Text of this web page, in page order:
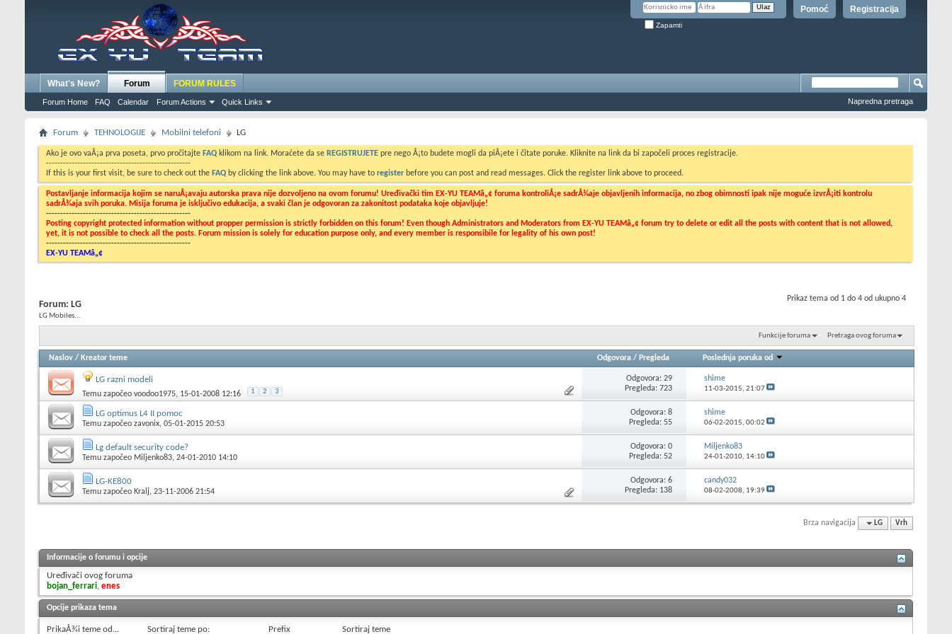
Registracija
Pomoć
Zapamti
What's New? Forum
Forum Home FAQ Calendar Forum Actions Quick Links
FORUM RULES
Napredna pretraga
Forum TEHNOLOGIJE Mobilni telefoni LG
Ako je ovo vaÅ¡a prva poseta, prvo pročitajte FAQ klikom na link. Moraćete da se REGISTRUJETE pre nego Å¡to budete mogli da piÅ¡ete i čitate poruke. Kliknite na link da bi započeli proces registracije.
---------------------------------------------------
If this is your first visit, be sure to check out the FAQ by clicking the link above. You may have to register before you can post and read messages. Click the register link above to proceed.
Postavljanje informacija kojim se naruÅ¡avaju autorska prava nije dozvoljeno na ovom forumu! Uređivački tim EX-YU TEAMâ„¢ foruma kontroliÅ¡e sadrÅ¾aje objavljenih informacija, no zbog obimnosti ipak nije moguće izvrÅ¡iti kontrolu
sadrÅ¾aja svih poruka. Misija foruma je isključivo edukacija, a svaki član je odgovoran za zakonitost podataka koje objavljuje!
---------------------------------------------------
Posting copyright protected information without propper permission is strictly forbidden on this forum! Even though Administrators and Moderators from EX-YU TEAMâ„¢ forum try to delete or edit all the posts with content that is not allowed,
yet, it is not possible to check all the posts. Forum mission is solely for education purpose only, and every member is responsibile for legality of his own post!
---------------------------------------------------
EX-YU TEAMâ„¢
Prikaz tema od 1 do 4 od ukupno 4
Forum: LG
LG Mobiles...
Funkcije foruma Pretraga ovog foruma
Naslov / Kreator teme Odgovora / Pregleda Poslednja poruka od
LG razni modeli
Temu započeo voodoo1975, 15-01-2008 12:16 1 2 3
Odgovora: 29
Pregleda: 723
shime
11-03-2015, 21:07
LG optimus L4 II pomoc
Temu započeo zavonix, 05-01-2015 20:53
Odgovora: 8
Pregleda: 55
shime
06-02-2015, 00:02
Lg default security code?
Temu započeo Miljenko83, 24-01-2010 14:10
Odgovora: 0
Pregleda: 52
Miljenko83
24-01-2010, 14:10
LG-KE800
Temu započeo Kralj, 23-11-2006 21:54
Odgovora: 6
Pregleda: 138
candy032
08-02-2008, 19:39
Brza navigacija LG Vrh
Informacije o forumu i opcije
Uređivači ovog foruma
bojan_ferrari, enes
Opcije prikaza tema
PrikaÅ¾i teme od... Sortiraj teme po: Prefix Sortiraj teme